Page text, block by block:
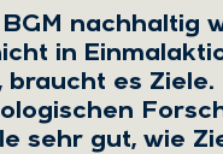
nachhaltig
in
braucht es Ziele.
sehr gut, wie